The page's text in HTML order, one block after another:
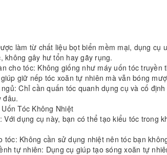
làm từ chất liệu bọt biển mềm mại, dụng
không gây hư tổn hay gãy rụng.
cho tóc: Không giống như máy uốn tóc
giữ nếp tóc xoăn tự nhiên mà vẫn bóng
Chỉ cần quấn tóc quanh dụng cụ và cố
đâu.
Tóc Không Nhiệt
dụng cụ này, bạn có thể tạo kiểu tóc trong
tóc: Không cần sử dụng nhiệt nên tóc bạn
tự nhiên: Dụng cụ giúp tạo sóng xoăn tự